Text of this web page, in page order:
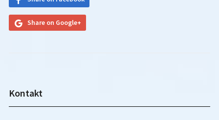
Share on Google+
Kontakt